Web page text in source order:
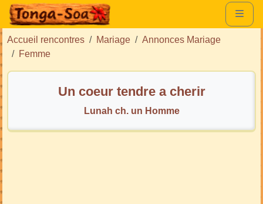
Accueil rencontres Mariage
Annonces Mariage
Femme
Un coeur tendre a cherir
Lunah ch. un Homme